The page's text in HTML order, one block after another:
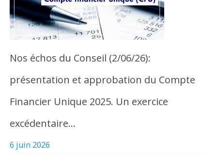
Nos échos du Conseil (2/06/26):
présentation et approbation du Compte
Financier Unique 2025. Un exercice
excédentaire…
6 juin 2026